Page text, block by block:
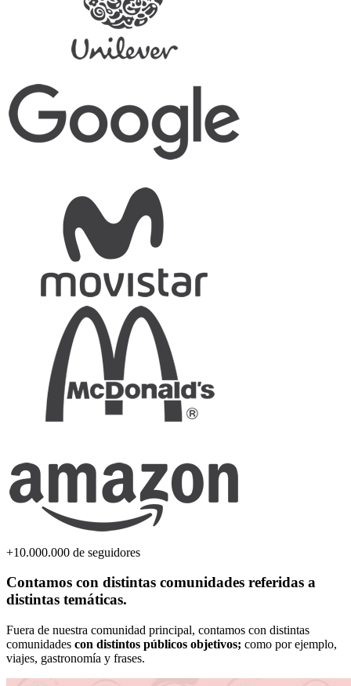
+10.000.000 de seguidores
Contamos con distintas comunidades referidas a
distintas temáticas.
Fuera de nuestra comunidad principal, contamos con distintas
comunidades con distintos públicos objetivos; como por ejemplo,
viajes, gastronomía y frases.